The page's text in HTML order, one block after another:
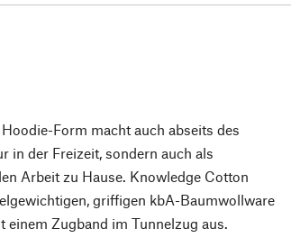
Form macht auch abseits des
in der Freizeit, sondern auch als
Arbeit zu Hause. Knowledge Cotton
griffigen kbA-Baumwollware
einem Zugband im Tunnelzug aus.